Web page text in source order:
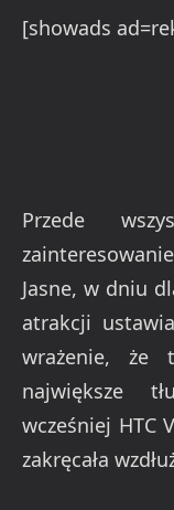
[showads
Przede
Jasne, w dniu
atrakcji
wrażenie, że
największe
wcześniej HTC
zakręcała